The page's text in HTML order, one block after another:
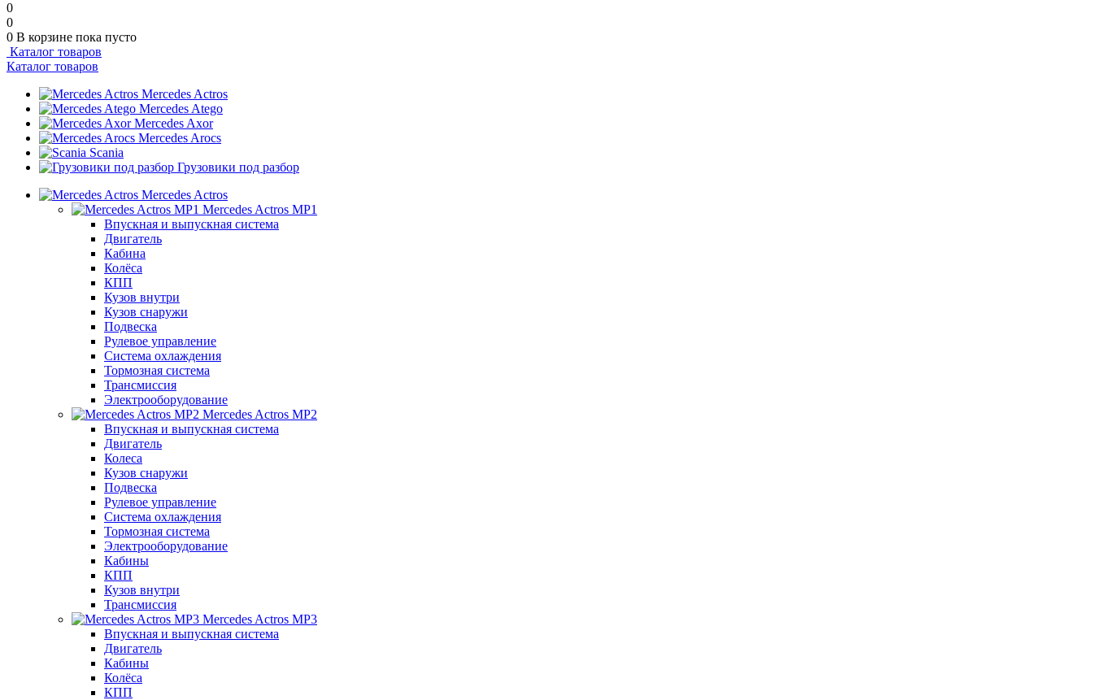
0
0
0 В корзине пока пусто
Каталог товаров
Каталог товаров
Mercedes Actros
Mercedes Atego
Mercedes Axor
Mercedes Arocs
Scania
Грузовики под разбор
Mercedes Actros
Mercedes Actros MP1
Впускная и выпускная система
Двигатель
Кабина
Колёса
КПП
Кузов внутри
Кузов снаружи
Подвеска
Рулевое управление
Система охлаждения
Тормозная система
Трансмиссия
Электрооборудование
Mercedes Actros MP2
Впускная и выпускная система
Двигатель
Колеса
Кузов снаружи
Подвеска
Рулевое управление
Система охлаждения
Тормозная система
Электрооборудование
Кабины
КПП
Кузов внутри
Трансмиссия
Mercedes Actros MP3
Впускная и выпускная система
Двигатель
Кабины
Колёса
КПП